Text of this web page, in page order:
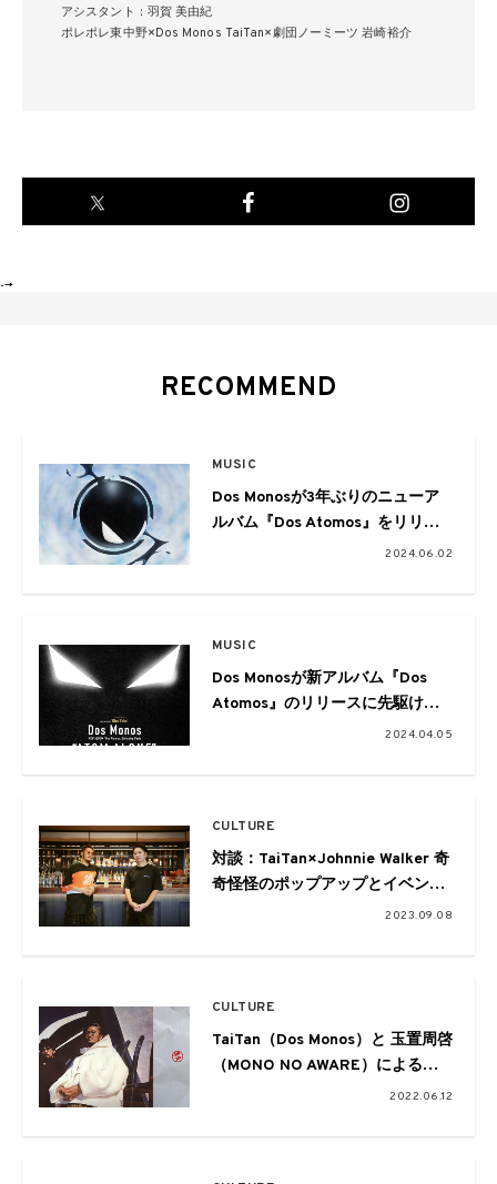
アシスタント：羽賀 美由紀
ポレポレ東中野×Dos Monos TaiTan×劇団ノーミーツ 岩崎裕介
-->
RECOMMEND
MUSIC
Dos Monosが3年ぶりのニューア
ルバム『Dos Atomos』をリリー
2024.06.02
MUSIC
Dos Monosが新アルバム『Dos
Atomos』のリリースに先駆け、
各回1名限定のリスニングパーティ
2024.04.05
CULTURE
対談：TaiTan×Johnnie Walker 奇
奇怪怪のポップアップとイベント
を軸にブランドとクリエイターの
2023.09.08
CULTURE
TaiTan（Dos Monos）と 玉置周啓
（MONO NO AWARE）による大
記念した
2022.06.12